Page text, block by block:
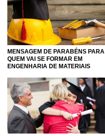
MENSAGEM DE PARABÉNS PARA
QUEM VAI SE FORMAR EM
ENGENHARIA DE MATERIAIS